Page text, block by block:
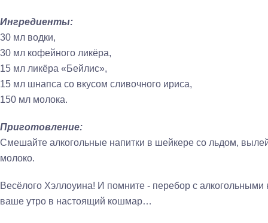
Ингредиенты:
30 мл водки,
30 мл кофейного ликёра,
15 мл ликёра «Бейлис»,
15 мл шнапса со вкусом сливочного ириса,
150 мл молока.
Приготовление:
Смешайте алкогольные напитки в шейкере со льдом,
молоко.
Весёлого Хэллоуина! И помните - перебор с
ваше утро в настоящий кошмар…